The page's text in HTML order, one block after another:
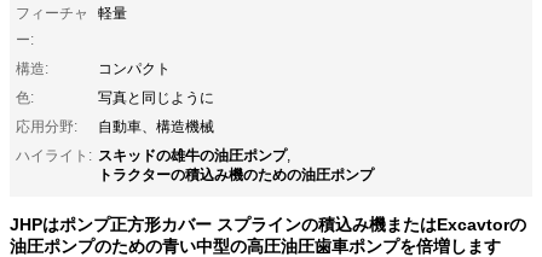
フィーチャ
ー:
軽量
構造:
コンパクト
色:
写真と同じように
応用分野:
自動車、構造機械
ハイライト: スキッドの雄牛の油圧ポンプ,
トラクターの積込み機のための油圧ポンプ
JHPはポンプ正方形カバー スプラインの積込み機またはExcavtorの
油圧ポンプのための青い中型の高圧油圧歯車ポンプを倍増します